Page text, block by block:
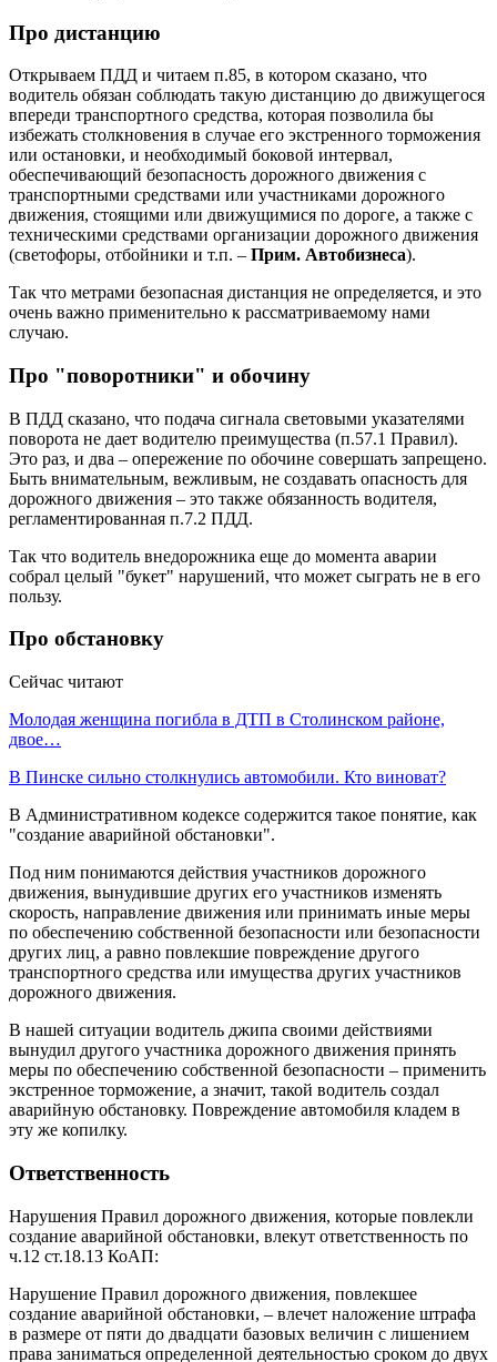
Про дистанцию
Открываем ПДД и читаем п.85, в котором сказано, что
водитель обязан соблюдать такую дистанцию до движущегося
впереди транспортного средства, которая позволила бы
избежать столкновения в случае его экстренного торможения
или остановки, и необходимый боковой интервал,
обеспечивающий безопасность дорожного движения с
транспортными средствами или участниками дорожного
движения, стоящими или движущимися по дороге, а также с
техническими средствами организации дорожного движения
(светофоры, отбойники и т.п. – Прим. Автобизнеса).
Так что метрами безопасная дистанция не определяется, и это
очень важно применительно к рассматриваемому нами
случаю.
Про "поворотники" и обочину
В ПДД сказано, что подача сигнала световыми указателями
поворота не дает водителю преимущества (п.57.1 Правил).
Это раз, и два – опережение по обочине совершать запрещено.
Быть внимательным, вежливым, не создавать опасность для
дорожного движения – это также обязанность водителя,
регламентированная п.7.2 ПДД.
Так что водитель внедорожника еще до момента аварии
собрал целый "букет" нарушений, что может сыграть не в его
пользу.
Про обстановку
Сейчас читают
Молодая женщина погибла в ДТП в Столинском районе,
двое…
В Пинске сильно столкнулись автомобили. Кто виноват?
В Административном кодексе содержится такое понятие, как
"создание аварийной обстановки".
Под ним понимаются действия участников дорожного
движения, вынудившие других его участников изменять
скорость, направление движения или принимать иные меры
по обеспечению собственной безопасности или безопасности
других лиц, а равно повлекшие повреждение другого
транспортного средства или имущества других участников
дорожного движения.
В нашей ситуации водитель джипа своими действиями
вынудил другого участника дорожного движения принять
меры по обеспечению собственной безопасности – применить
экстренное торможение, а значит, такой водитель создал
аварийную обстановку. Повреждение автомобиля кладем в
эту же копилку.
Ответственность
Нарушения Правил дорожного движения, которые повлекли
создание аварийной обстановки, влекут ответственность по
ч.12 ст.18.13 КоАП:
Нарушение Правил дорожного движения, повлекшее
создание аварийной обстановки, – влечет наложение штрафа
в размере от пяти до двадцати базовых величин с лишением
права заниматься определенной деятельностью сроком до двух